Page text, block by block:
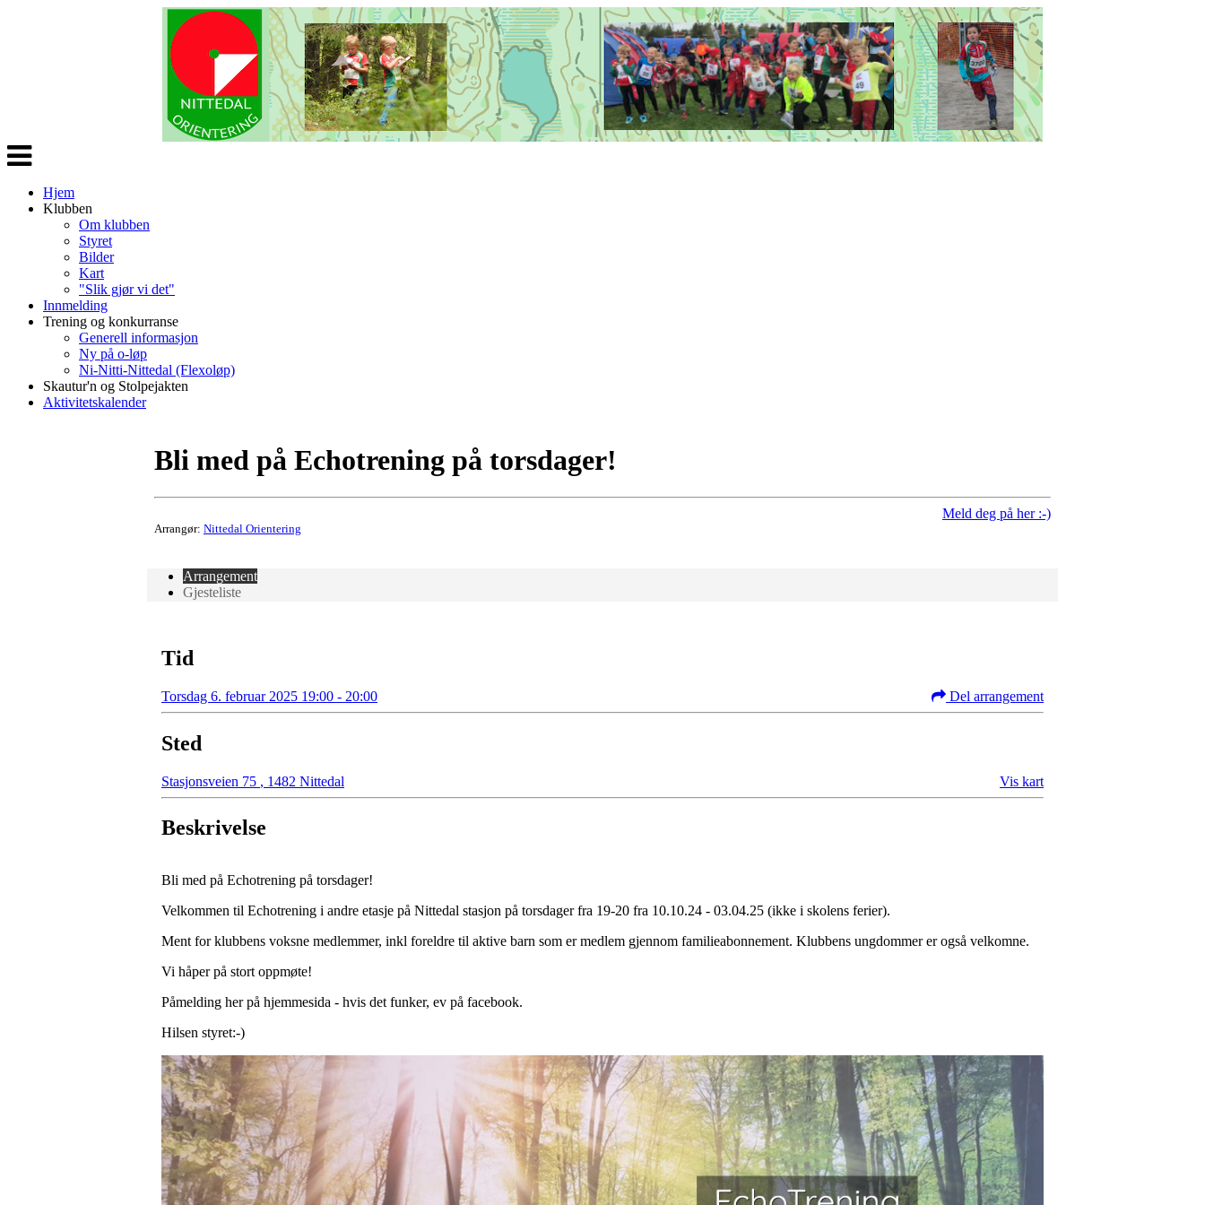
Veksle
navigasjon
Hjem
Klubben
Om klubben
Styret
Bilder
Kart
"Slik gjør vi det"
Innmelding
Trening og konkurranse
Generell informasjon
Ny på o-løp
Ni-Nitti-Nittedal (Flexoløp)
Skautur'n og Stolpejakten
Aktivitetskalender
Bli med på Echotrening på torsdager!
Arrangør: Nittedal Orientering
Meld deg på her :-)
Arrangement
Gjesteliste
Tid
Torsdag 6. februar 2025 19:00 - 20:00 Del arrangement
Sted
Stasjonsveien 75 , 1482 Nittedal Vis kart
Beskrivelse
Bli med på Echotrening på torsdager!
Velkommen til Echotrening i andre etasje på Nittedal stasjon på torsdager fra 19-20 fra 10.10.24 - 03.04.25 (ikke i skolens ferier).
Ment for klubbens voksne medlemmer, inkl foreldre til aktive barn som er medlem gjennom familieabonnement. Klubbens ungdommer er også velkomne.
Vi håper på stort oppmøte!
Påmelding her på hjemmesida - hvis det funker, ev på facebook.
Hilsen styret:-)